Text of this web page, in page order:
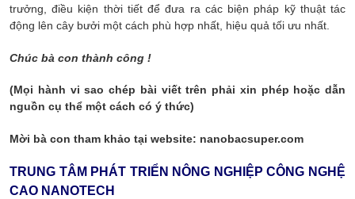
trưởng, điều kiện thời tiết để đưa ra các biện pháp kỹ thuật tác
động lên cây bưởi một cách phù hợp nhất, hiệu quả tối ưu nhất.
Chúc bà con thành công !
(Mọi hành vi sao chép bài viết trên phải xin phép hoặc dẫn
nguồn cụ thể một cách có ý thức)
Mời bà con tham khảo tại website: nanobacsuper.com
TRUNG TÂM PHÁT TRIỂN NÔNG NGHIỆP CÔNG NGHỆ
CAO NANOTECH